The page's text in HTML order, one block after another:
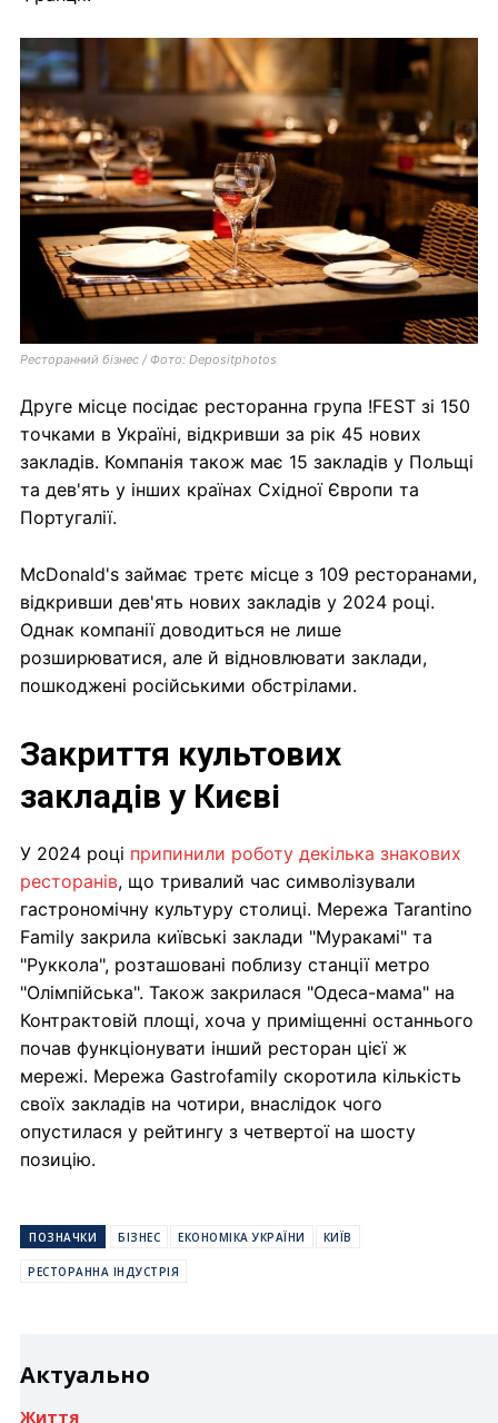
Ресторанний бізнес / Фото: Depositphotos
Друге місце посідає ресторанна група !FEST зі 150
точками в Україні, відкривши за рік 45 нових
закладів. Компанія також має 15 закладів у Польщі
та дев'ять у інших країнах Східної Європи та
Португалії.
McDonald's займає третє місце з 109 ресторанами,
відкривши дев'ять нових закладів у 2024 році.
Однак компанії доводиться не лише
розширюватися, але й відновлювати заклади,
пошкоджені російськими обстрілами.
Закриття культових
закладів у Києві
У 2024 році припинили роботу декілька знакових
ресторанів, що тривалий час символізували
гастрономічну культуру столиці. Мережа Tarantino
Family закрила київські заклади "Муракамі" та
"Руккола", розташовані поблизу станції метро
"Олімпійська". Також закрилася "Одеса-мама" на
Контрактовій площі, хоча у приміщенні останнього
почав функціонувати інший ресторан цієї ж
мережі. Мережа Gastrofamily скоротила кількість
своїх закладів на чотири, внаслідок чого
опустилася у рейтингу з четвертої на шосту
позицію.
ПОЗНАЧКИ БІЗНЕС ЕКОНОМІКА УКРАЇНИ КИЇВ
РЕСТОРАННА ІНДУСТРІЯ
Актуально
Життя